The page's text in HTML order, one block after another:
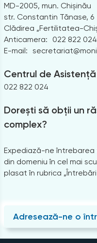
MD-2005, mun. Chișinău
str. Constantin Tănase, 6
Clădirea „Fertilitatea-
Anticamera:
022 822 024
E-mail:
Centrul de
022 822 024
Dorești să obții un
complex?
Expediază-ne
din domeniu în cel mai
plasat în rubrica „Întrebări
Adresează-ne o